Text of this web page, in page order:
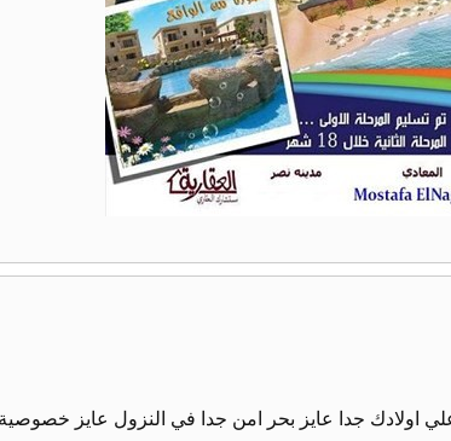
اولادك جدا عايز بحر امن جدا في النزول عايز